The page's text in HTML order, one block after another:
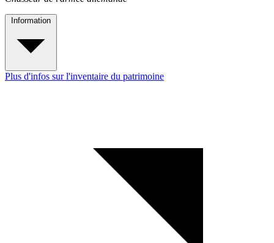
Information
Plus d'infos sur l'inventaire du patrimoine